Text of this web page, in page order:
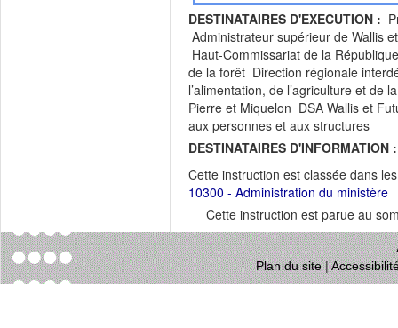
DESTINATAIRES D'EXECUTION :
Administrateur supérieur de Wallis
Haut-Commissariat de la
de la forêt Direction régionale
l’alimentation, de l’agriculture et
Pierre et Miquelon DSA Wallis et
aux personnes et aux structures
DESTINATAIRES D'INFORMATION :
Cette instruction est classée dans
10300 - Administration du ministère
Cette instruction est parue au
Plan du site|